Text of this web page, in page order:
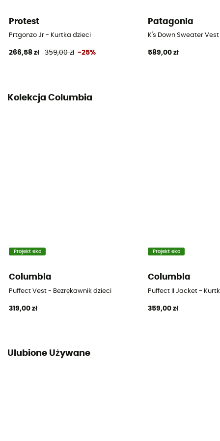
Protest
Prtgonzo Jr - Kurtka dzieci
266,58 zł 359,00 zł -25%
Patagonia
K's Down Sweater
589,00 zł
Kolekcja Columbia
Projekt eko
Columbia
Puffect Vest - Bezrękawnik dzieci
319,00 zł
Projekt eko
Columbia
Puffect II Jacket -
359,00 zł
Ulubione Używane